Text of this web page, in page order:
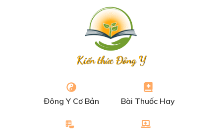
Kiến thức Đông Y
Đông Y Cơ Bản Bài Thuốc Hay